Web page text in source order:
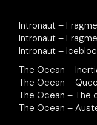
Intronaut –
Intronaut –
Intronaut –
The Ocean –
The Ocean –
The Ocean – The
The Ocean –